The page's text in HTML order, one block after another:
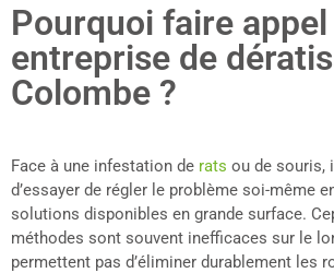
Pourquoi faire
entreprise de
Colombe ?
Face à une infestation de rats ou de souris,
d’essayer de régler le problème soi-même
solutions disponibles en grande surface.
méthodes sont souvent inefficaces sur le
permettent pas d’éliminer durablement les